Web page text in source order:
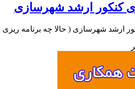
کنکور ارشد شهرسازی
ارشد شهرسازی ( حالا چه برنامه